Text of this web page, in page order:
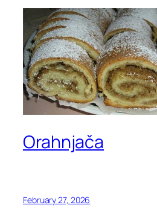
Orahnjača
February 27, 2026